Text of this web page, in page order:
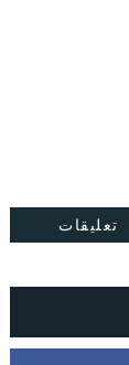
تعليقات